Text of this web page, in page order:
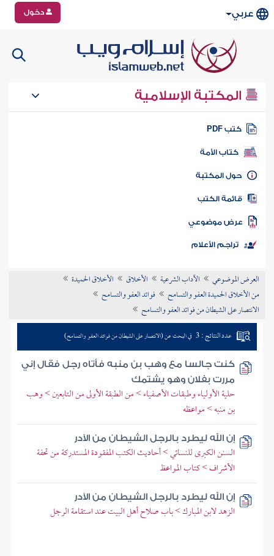
عربي دخول
المكتبة الإسلامية
كتب PDF
كتاب الأمة
المكتبة
الكتب
موضوعي
تراجم الأعلام
العرض الموضوعي الآداب الشرعية الأخلاق
الأخلاق الحميدة
من الأخلاق الحميدة العفو والتسامح
فوائد العفو والتسامح
الانتصار على الشيطان من فوائد العفو والتسامح
عدد النتائج : 3 في البحث عن (الانتصار على الشيطان من فوائد العفو والتسامح)
كنت جالسا مع وهب بن منبه فأتاه رجل فقال إني
مررت بفلان وهو يشتمك
حلية الأولياء وطبقات الأصفياء > من الطبقة الأولى من التابعين > وهب
بن منبه > مواعظه
إن الله ليطرد بالرجل الشيطان من الآدر
السنن الكبرى للنسائي > أحاديث الكتب المفقودة المستدركة من تحفة
الأشراف > كتاب المواعظ
إن الله ليطرد بالرجل الشيطان من الآدر
الزهد لابن المبارك > باب صلاح أهل البيت عند استقامة الرجل